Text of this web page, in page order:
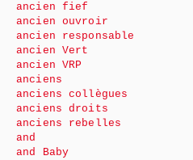
ancien fief
ancien ouvroir
ancien responsable
ancien Vert
ancien VRP
anciens
anciens collègues
anciens droits
anciens rebelles
and
and Baby